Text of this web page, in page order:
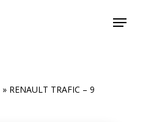
Menu
» RENAULT TRAFIC – 9